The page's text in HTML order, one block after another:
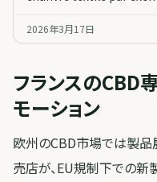
2026年3月17日
フランスのCBD
モーション
欧州のCBD市場では製品
売店が、EU規制下での新